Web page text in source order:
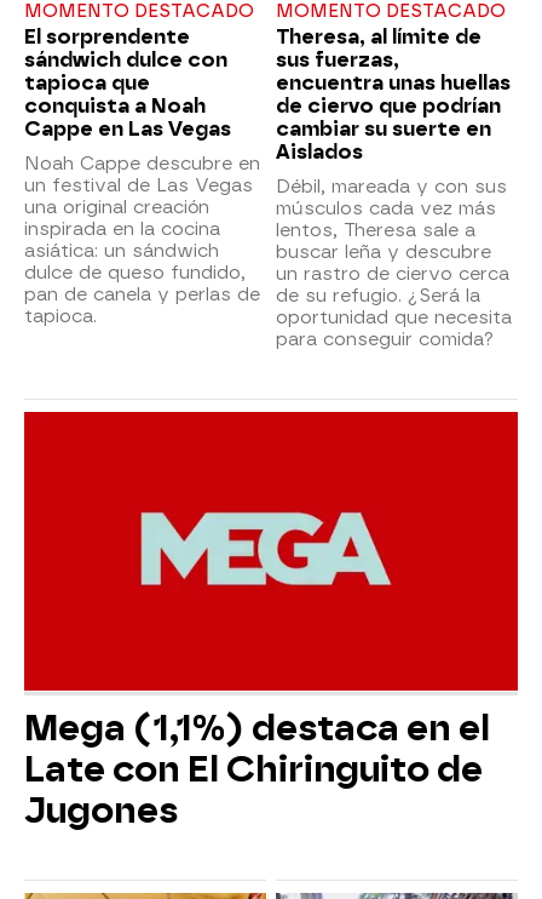
MOMENTO DESTACADO
El sorprendente
sándwich dulce con
tapioca que
conquista a Noah
Cappe en Las Vegas
Noah Cappe descubre en
un festival de Las Vegas
una original creación
inspirada en la cocina
asiática: un sándwich
dulce de queso fundido,
pan de canela y perlas de
tapioca.
MOMENTO DESTACADO
Theresa, al límite de
sus fuerzas,
encuentra unas huellas
de ciervo que podrían
cambiar su suerte en
Aislados
Débil, mareada y con sus
músculos cada vez más
lentos, Theresa sale a
buscar leña y descubre
un rastro de ciervo cerca
de su refugio. ¿Será la
oportunidad que necesita
para conseguir comida?
Mega (1,1%) destaca en el
Late con El Chiringuito de
Jugones